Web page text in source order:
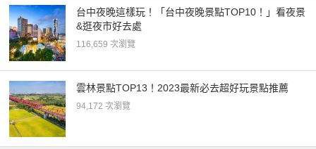
台中夜晚這樣玩！「台中夜晚景點TOP10！」看夜景
&逛夜市好去處
116,659 次瀏覽
雲林景點TOP13！2023最新必去超好玩景點推薦
94,172 次瀏覽